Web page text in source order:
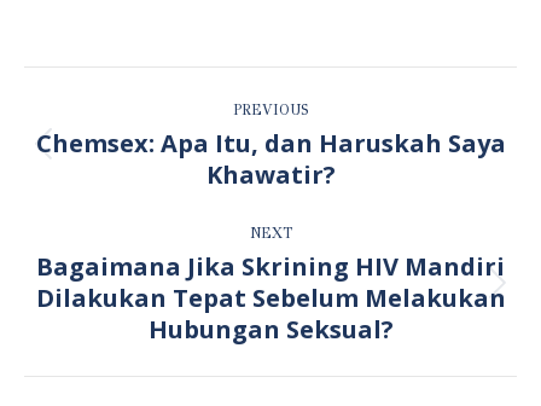
NAVIGATION PREVIOUS
Previous
post:
Chemsex: Apa Itu, dan Haruskah Saya
Khawatir?
NEXT
Next
post:
Bagaimana Jika Skrining HIV Mandiri
Dilakukan Tepat Sebelum Melakukan
Hubungan Seksual?